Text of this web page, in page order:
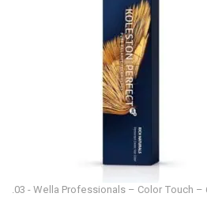
.03 - Wella Professionals – Color Touch –